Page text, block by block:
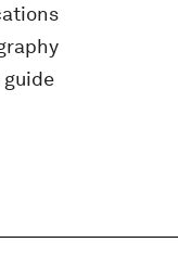
guide